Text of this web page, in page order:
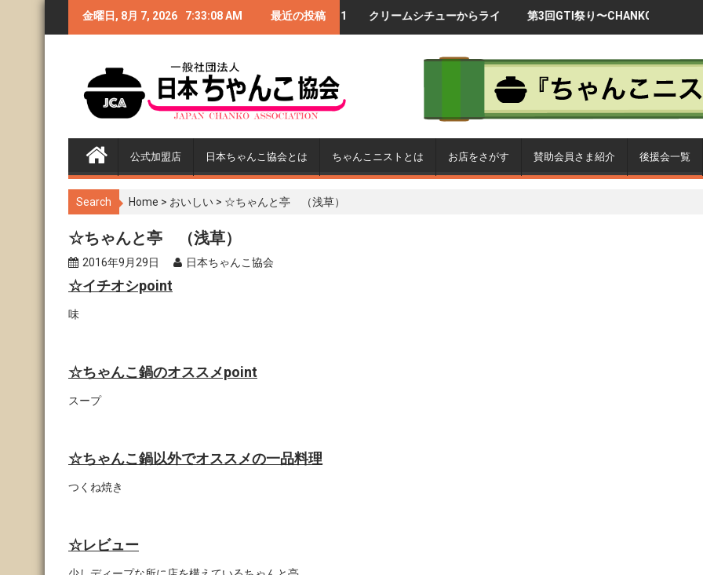
金曜日, 8月 7, 2026 7:33:10 AM 最近の投稿
◆CHANKO-1グラ 第4回GTI祭り〜CHANKO-1 クリームシチューからライ 第3回GTI祭り〜CHANKO-1 【製品化企画】2代
公式加盟店 日本ちゃんこ協会とは ちゃんこニストとは お店をさがす 賛助会員さま紹介 後援会一覧
Search Home > おいしい > ☆ちゃんと亭 （浅草）
☆ちゃんと亭 （浅草）
2016年9月29日 日本ちゃんこ協会
☆イチオシpoint
味
☆ちゃんこ鍋のオススメpoint
スープ
☆ちゃんこ鍋以外でオススメの一品料理
つくね焼き
☆レビュー